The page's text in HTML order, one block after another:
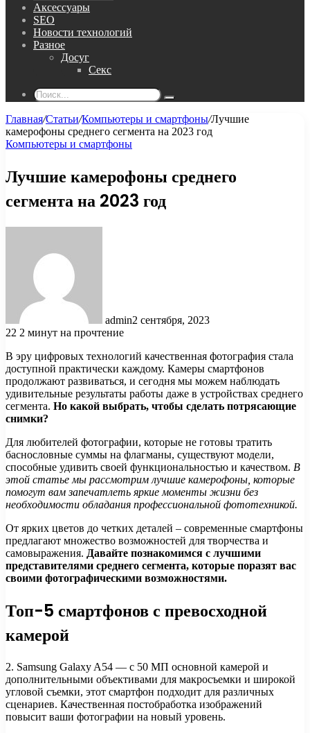
Аксессуары
SEO
Новости технологий
Разное
Досуг
Секс
Поиск...
Главная/Статьи/Компьютеры и смартфоны/Лучшие
камерофоны среднего сегмента на 2023 год
Компьютеры и смартфоны
Лучшие камерофоны среднего
сегмента на 2023 год
admin2 сентября, 2023
22 2 минут на прочтение
В эру цифровых технологий качественная фотография стала
доступной практически каждому. Камеры смартфонов
продолжают развиваться, и сегодня мы можем наблюдать
удивительные результаты работы даже в устройствах среднего
сегмента. Но какой выбрать, чтобы сделать потрясающие
снимки?
Для любителей фотографии, которые не готовы тратить
баснословные суммы на флагманы, существуют модели,
способные удивить своей функциональностью и качеством. В
этой статье мы рассмотрим лучшие камерофоны, которые
помогут вам запечатлеть яркие моменты жизни без
необходимости обладания профессиональной фототехникой.
От ярких цветов до четких деталей – современные смартфоны
предлагают множество возможностей для творчества и
самовыражения. Давайте познакомимся с лучшими
представителями среднего сегмента, которые поразят вас
своими фотографическими возможностями.
Топ-5 смартфонов с превосходной
камерой
2. Samsung Galaxy A54 — с 50 МП основной камерой и
дополнительными объективами для макросъемки и широкой
угловой съемки, этот смартфон подходит для различных
сценариев. Качественная постобработка изображений
повысит ваши фотографии на новый уровень.